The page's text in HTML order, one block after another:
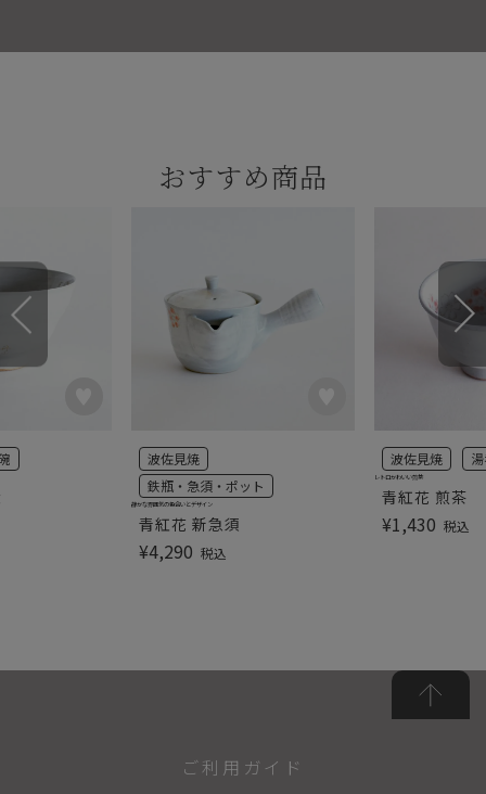
おすすめ商品
青紅花 新急須
波佐見焼
鉄瓶・急須・ポット
¥4,290 税込
静かな雰囲気の色合いとデザイン 青紅花 煎茶
波佐見焼
¥1,430 税込
レトロかわいい煎茶
ご利用ガイド